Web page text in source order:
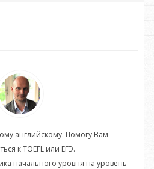
английскому. Помогу Вам
к TOEFL или ЕГЭ.
начального уровня на уровень